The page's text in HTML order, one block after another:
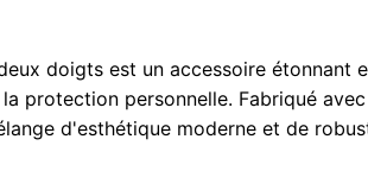
doigts est un accessoire étonnant
protection personnelle. Fabriqué
d'esthétique moderne et de